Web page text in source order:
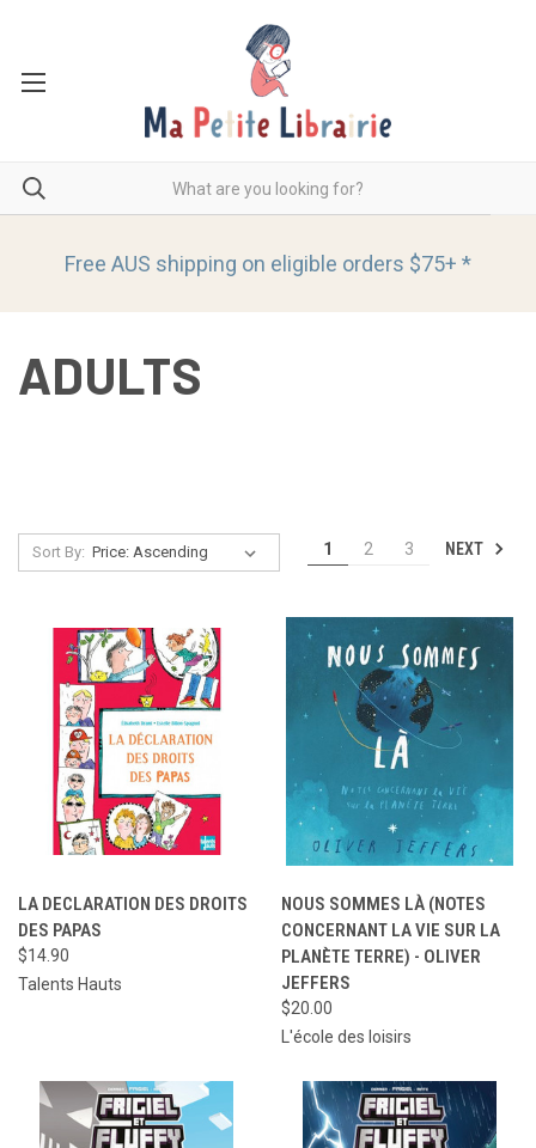
Free AUS shipping on eligible orders $75+ *
ADULTS
Sort By: 1 2 3 NEXT
LA DECLARATION DES DROITS
DES PAPAS
$14.90
Talents Hauts
NOUS SOMMES LÀ (NOTES
CONCERNANT LA VIE SUR LA
PLANÈTE TERRE) - OLIVER
JEFFERS
$20.00
L'école des loisirs